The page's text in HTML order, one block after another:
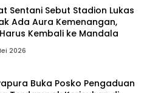
Sentani Sebut Stadion Lukas
Ada Aura Kemenangan,
Kembali ke Mandala
2026
Buka Posko Pengaduan